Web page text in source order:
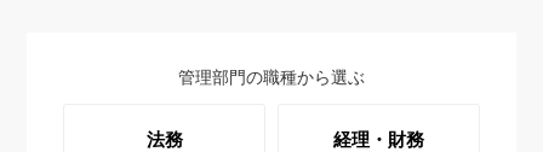
管理部門の職種から選ぶ
法務 経理・財務